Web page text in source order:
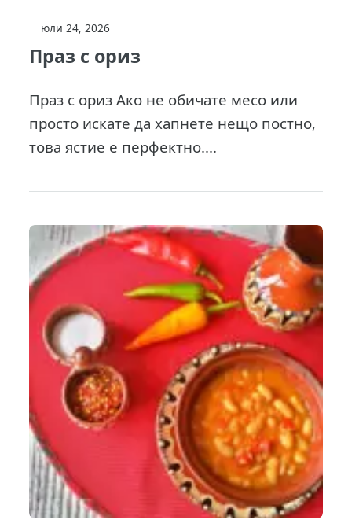
юли 24, 2026
Праз с ориз
Праз с ориз Ако не обичате месо или
просто искате да хапнете нещо постно,
това ястие е перфектно....